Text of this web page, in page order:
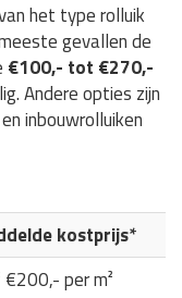
het type rolluik
gevallen de
€100,- tot €270,-
Andere opties zijn
inbouwrolluiken
kostprijs*
per m²